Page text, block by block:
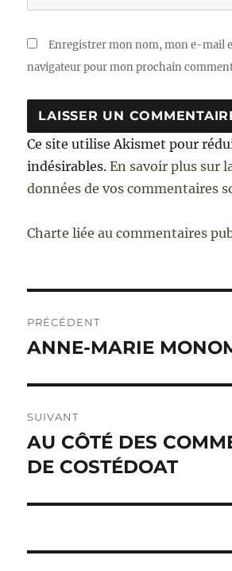
Enregistrer mon nom, mon e-mail
navigateur pour mon prochain
Ce site utilise Akismet pour
indésirables.En savoir plus sur
données de vos commentaires
Charte liée au commentaires
de
PRÉCÉDENT
Publication
ANNE-MARIE
SUIVANT
Publication
suivante :
AU CÔTÉ DES
DE COSTÉDOAT